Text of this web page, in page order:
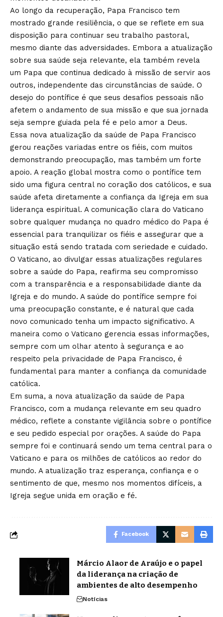
Ao longo da recuperação, Papa Francisco tem
mostrado grande resiliência, o que se reflete em sua
disposição para continuar seu trabalho pastoral,
mesmo diante das adversidades. Embora a atualização
sobre sua saúde seja relevante, ela também revela
um Papa que continua dedicado à missão de servir aos
outros, independente das circunstâncias de saúde. O
desejo do pontífice é que seus desafios pessoais não
afetem o andamento de sua missão e que sua jornada
seja sempre guiada pela fé e pelo amor a Deus.
Essa nova atualização da saúde de Papa Francisco
gerou reações variadas entre os fiéis, com muitos
demonstrando preocupação, mas também um forte
apoio. A reação global mostra como o pontífice tem
sido uma figura central no coração dos católicos, e sua
saúde afeta diretamente a confiança da Igreja em sua
liderança espiritual. A comunicação clara do Vaticano
sobre qualquer mudança no quadro médico do Papa é
essencial para tranquilizar os fiéis e assegurar que a
situação está sendo tratada com seriedade e cuidado.
O Vaticano, ao divulgar essas atualizações regulares
sobre a saúde do Papa, reafirma seu compromisso
com a transparência e a responsabilidade diante da
Igreja e do mundo. A saúde do pontífice sempre foi
uma preocupação constante, e é natural que cada
novo comunicado tenha um impacto significativo. A
maneira como o Vaticano gerencia essas informações,
sempre com um olhar atento à segurança e ao
respeito pela privacidade de Papa Francisco, é
fundamental para manter a confiança da comunidade
católica.
Em suma, a nova atualização da saúde de Papa
Francisco, com a mudança relevante em seu quadro
médico, reflete a constante vigilância sobre o pontífice
e seu pedido especial por orações. A saúde do Papa
sempre foi e continuará sendo um tema central para o
Vaticano e para os milhões de católicos ao redor do
mundo. A atualização traz esperança, confiança e o
sentimento de que, mesmo nos momentos difíceis, a
Igreja segue unida em oração e fé.
Facebook
Márcio Alaor de Araújo e o papel
da liderança na criação de
ambientes de alto desempenho
Notícias